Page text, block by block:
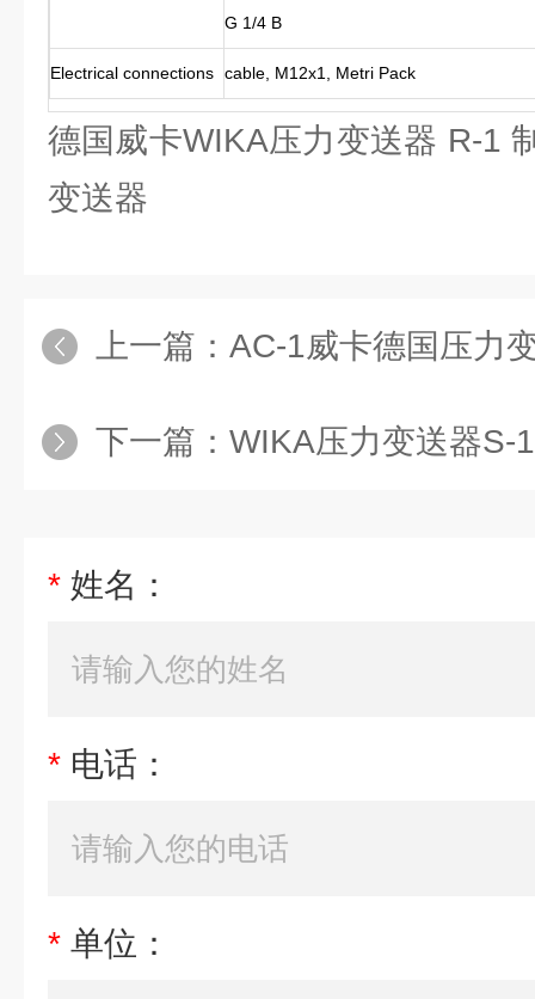
G 1/4 B
Electrical connections cable, M12x1, Metri Pack
德国威卡WIKA压力变送器 R-1
变送器
上一篇： AC-1威卡德国压力
下一篇： WIKA压力变送器S-
* 姓名：
* 电话：
* 单位：